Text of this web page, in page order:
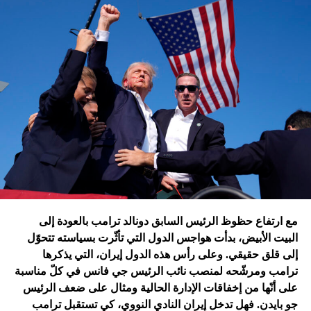
الإسرائيلية للمرّة الأولى مستودعاً لصواريخ الحزب في عمق
الجنوب في عدلون في قضاء الزهراني؟
ترامب الذي أكّد أنّه سينهي الحروب
التي اندلعت في عهد بايدن، قد
يضغط على إسرائيل لوقف الحرب
في غزة
إدارة بايدن ونهاية منظومة.. وانتقام نتنياهو
فتح باباً كبيراً على تحوّلات جذرية في السياسة الأميركية وتعاطي
إسرائيل معها، أبرزها:
مع ارتفاع حظوظ الرئيس السابق دونالد ترامب بالعودة إلى
البيت الأبيض، بدأت هواجس الدول التي تأثّرت بسياسته تتحوّل
إلى قلق حقيقي. وعلى رأس هذه الدول إيران، التي يذكرها
ترامب ومرشّحه لمنصب نائب الرئيس جي فانس في كلّ مناسبة
على أنّها من إخفاقات الإدارة الحالية ومثال على ضعف الرئيس
جو بايدن. فهل تدخل إيران النادي النووي، كي تستقبل ترامب